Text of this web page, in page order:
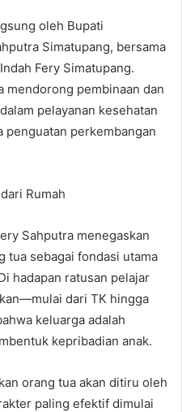
oleh Bupati
Simatupang, bersama
Fery Simatupang.
mendorong pembinaan dan
pelayanan kesehatan
penguatan perkembangan
Rumah
Sahputra menegaskan
tua sebagai fondasi utama
hadapan ratusan pelajar
dari TK hingga
keluarga adalah
kepribadian anak.
orang tua akan ditiru oleh
paling efektif dimulai